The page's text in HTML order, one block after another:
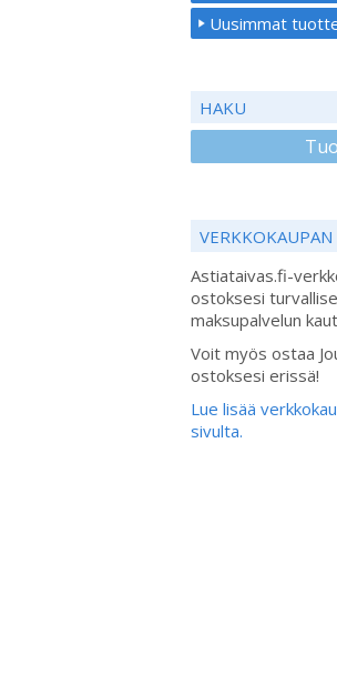
Uusimmat
HAKU
Astiataivas.fi-
ostoksesi
maksupalvelun
Voit myös ostaa
ostoksesi erissä!
Lue lisää
sivulta.